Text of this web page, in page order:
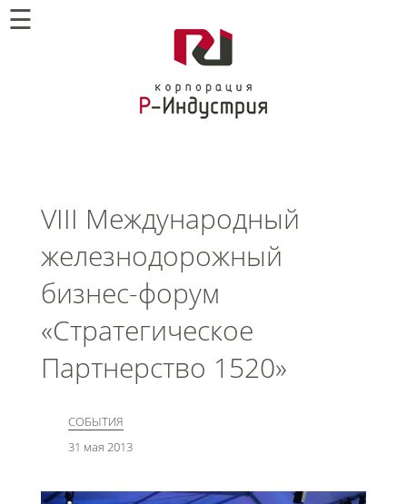
☰
VIII Международный
железнодорожный
бизнес-форум
«Стратегическое
Партнерство 1520»
СОБЫТИЯ
31 мая 2013